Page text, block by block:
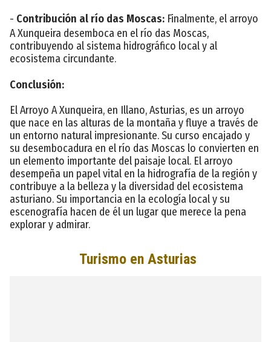
- Contribución al río das Moscas: Finalmente, el arroyo
A Xunqueira desemboca en el río das Moscas,
contribuyendo al sistema hidrográfico local y al
ecosistema circundante.
Conclusión:
El Arroyo A Xunqueira, en Illano, Asturias, es un arroyo
que nace en las alturas de la montaña y fluye a través de
un entorno natural impresionante. Su curso encajado y
su desembocadura en el río das Moscas lo convierten en
un elemento importante del paisaje local. El arroyo
desempeña un papel vital en la hidrografía de la región y
contribuye a la belleza y la diversidad del ecosistema
asturiano. Su importancia en la ecología local y su
escenografía hacen de él un lugar que merece la pena
explorar y admirar.